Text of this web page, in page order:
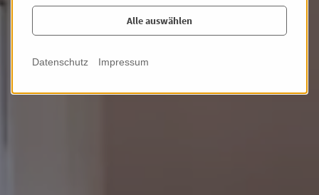
Alle auswählen
Datenschutz Impressum